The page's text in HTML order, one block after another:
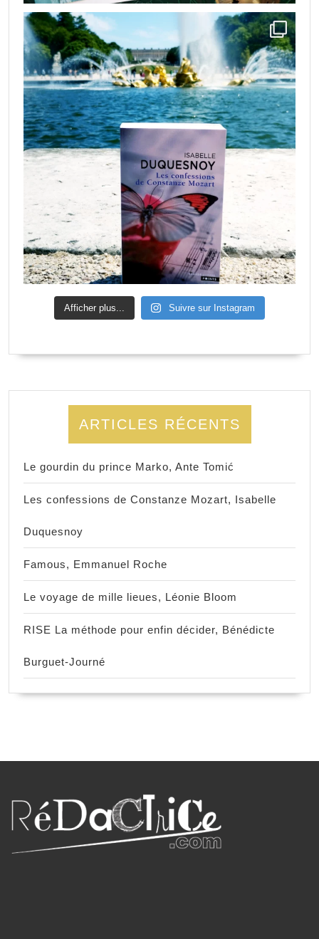
Afficher plus... Suivre sur Instagram
ARTICLES RÉCENTS
Le gourdin du prince Marko, Ante Tomić
Les confessions de Constanze Mozart, Isabelle
Duquesnoy
Famous, Emmanuel Roche
Le voyage de mille lieues, Léonie Bloom
RISE La méthode pour enfin décider, Bénédicte
Burguet-Journé